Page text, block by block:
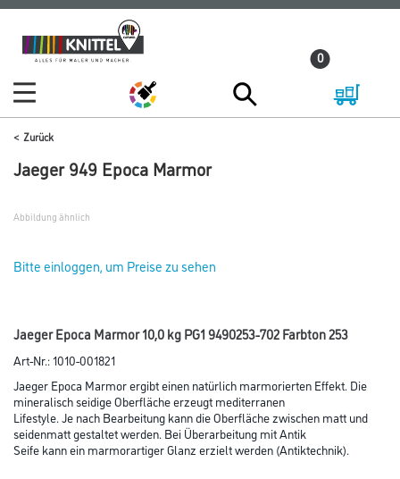
Zum
Inhalt
Zum
Navigationsmenü
0
Zurück
Jaeger 949 Epoca Marmor
Abbildung ähnlich
Bitte einloggen, um Preise zu sehen
Jaeger Epoca Marmor 10,0 kg PG1 9490253-702 Farbton 253
Art-Nr.:1010-001821
Jaeger Epoca Marmor ergibt einen natürlich marmorierten Effekt. Die
mineralisch seidige Oberfläche erzeugt mediterranen
Lifestyle. Je nach Bearbeitung kann die Oberfläche zwischen matt und
seidenmatt gestaltet werden. Bei Überarbeitung mit Antik
Seife kann ein marmorartiger Glanz erzielt werden (Antiktechnik).